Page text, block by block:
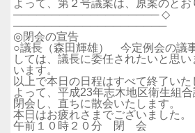
よって、第２号議案は、原案のとお
─────────────────── ◇
────────────────────
◎閉会の宣告
○議長（森田輝雄） 今定例会の議
しては、議長に委任されたいと思
います。
以上で本日の日程はすべて終了いた
よって、平成23年志木地区衛生組
閉会し、直ちに散会いたします。
本日はお疲れさまでございました。
午前１０時２０分 閉 会